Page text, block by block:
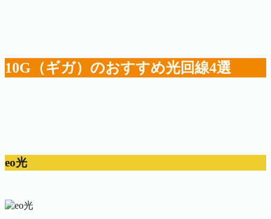
10G（ギガ）のおすすめ光回線4選
eo光